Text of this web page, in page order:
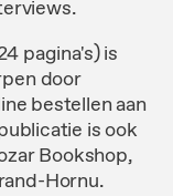
pagina's) is
door
bestellen aan
is ook
Bookshop,
Hornu.